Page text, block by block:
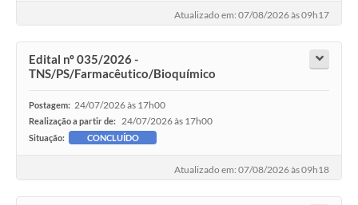
Atualizado em: 07/08/2026 às 09h17
Edital nº 035/2026 -
TNS/PS/Farmacêutico/Bioquímico
Postagem: 24/07/2026 às 17h00
Realização a partir de: 24/07/2026 às 17h00
Situação: CONCLUÍDO
Atualizado em: 07/08/2026 às 09h18